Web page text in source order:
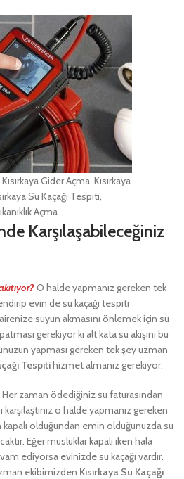
Gider Açma, Kısırkaya
Su Kaçağı Tespiti,
Açma
Karşılaşabileceğiniz
O halde yapmanız gereken tek
evin de su kaçağı tespiti
suyun akmasını önlemek için su
gerekiyor ki alt kata su akışını bu
yapması gereken tek şey uzman
Tespitihizmet almanız gerekiyor.
Her zaman ödediğiniz su faturasından
o halde yapmanız gereken
olduğundan emin olduğunuzda su
Eğer musluklar kapalı iken hala
ediyorsa evinizde su kaçağı vardır.
ekibimizden Kısırkaya Su Kaçağı